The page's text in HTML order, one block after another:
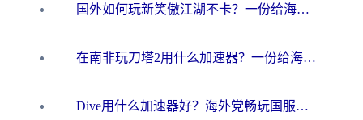
国外如何玩新笑傲江湖不卡？一份给海外游子的终极网络指南
在南非玩刀塔2用什么加速器？一份给海外游子的终极生存指南
Dive用什么加速器好？海外党畅玩国服游戏的终极避坑指南